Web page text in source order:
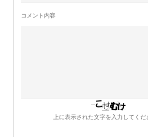
コメント内容
上に表示された文字を入力してくだ